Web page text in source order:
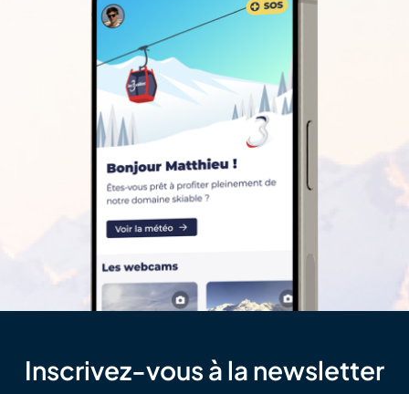
Inscrivez-vous à la newsletter